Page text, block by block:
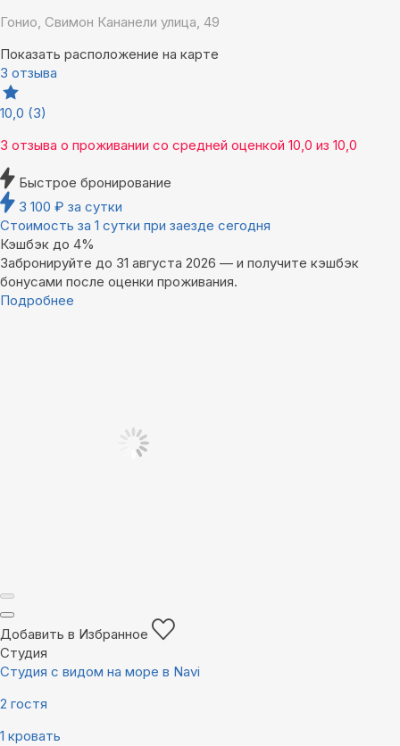
Гонио, Свимон Кананели улица, 49
Показать расположение на карте
3 отзыва
10,0 (3)
3 отзыва о проживании со средней оценкой 10,0 из 10,0
Быстрое бронирование
3 100 ₽ за сутки
Стоимость за 1 сутки при заезде сегодня
Кэшбэк до 4%
Забронируйте до 31 августа 2026 — и получите кэшбэк
бонусами после оценки проживания.
Подробнее
Добавить в Избранное
Студия
Студия с видом на море в Navi
2 гостя
1 кровать